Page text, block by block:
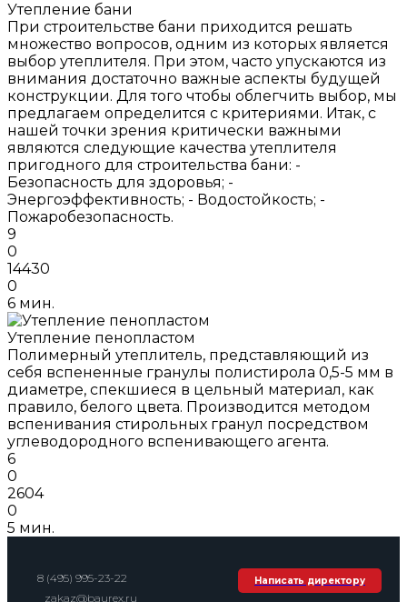
Утепление бани
При строительстве бани приходится решать
множество вопросов, одним из которых является
выбор утеплителя. При этом, часто упускаются из
внимания достаточно важные аспекты будущей
конструкции. Для того чтобы облегчить выбор, мы
предлагаем определится с критериями. Итак, с
нашей точки зрения критически важными
являются следующие качества утеплителя
пригодного для строительства бани: -
Безопасность для здоровья; -
Энергоэффективность; - Водостойкость; -
Пожаробезопасность.
9
0
14430
0
6 мин.
Утепление пенопластом
Полимерный утеплитель, представляющий из
себя вспененные гранулы полистирола 0,5-5 мм в
диаметре, спекшиеся в цельный материал, как
правило, белого цвета. Производится методом
вспенивания стирольных гранул посредством
углеводородного вспенивающего агента.
6
0
2604
0
5 мин.
8 (495) 995-23-22
zakaz@baurex.ru
Написать директору